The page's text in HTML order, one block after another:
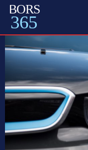
BORS
365